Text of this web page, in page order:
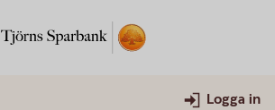
Logga in